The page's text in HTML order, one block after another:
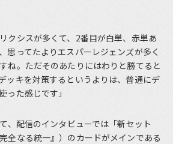
クシスが多くて、2番目が白単、赤単あ
思ってたよりエスパーレジェンズが多く
ね。ただそのあたりにはわりと勝てると
ッキを対策するというよりは、普通にデ
った感じです」
て、配信のインタビューでは「新セット
全なる統一』）のカードがメインである